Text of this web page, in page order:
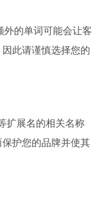
外的单词可能会让客
此请谨慎选择您的
扩展名的相关名称
护您的品牌并使其